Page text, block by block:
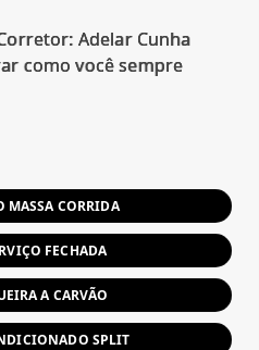
Adelar Cunha
como você sempre
MASSA CORRIDA
FECHADA
A CARVÃO
SPLIT